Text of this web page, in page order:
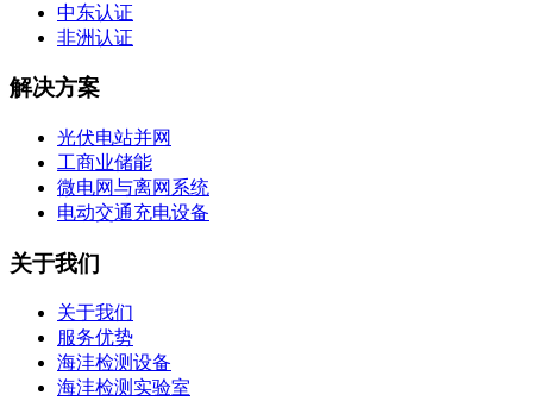
中东认证
非洲认证
解决方案
光伏电站并网
工商业储能
微电网与离网系统
电动交通充电设备
关于我们
关于我们
服务优势
海沣检测设备
海沣检测实验室